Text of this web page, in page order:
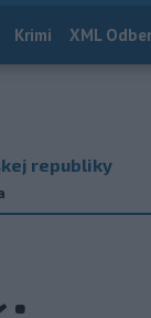
Krimi XML Odber
republiky